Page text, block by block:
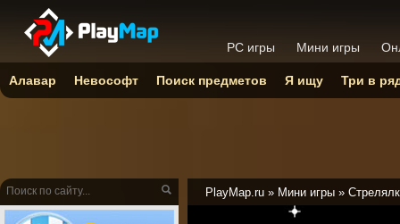
PlayMap.ru » Мини игры »
PC игры Мини игры
Алавар Невософт Поиск предметов Я ищу Три в